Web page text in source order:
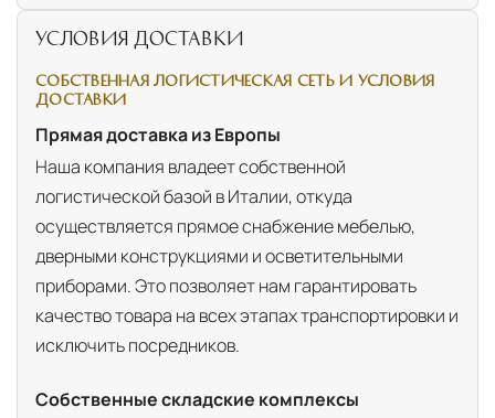
УСЛОВИЯ ДОСТАВКИ
СОБСТВЕННАЯ ЛОГИСТИЧЕСКАЯ СЕТЬ И УСЛОВИЯ
ДОСТАВКИ
Прямая доставка из Европы
Наша компания владеет собственной
логистической базой в Италии, откуда
осуществляется прямое снабжение мебелью,
дверными конструкциями и осветительными
приборами. Это позволяет нам гарантировать
качество товара на всех этапах транспортировки и
исключить посредников.
Собственные складские комплексы